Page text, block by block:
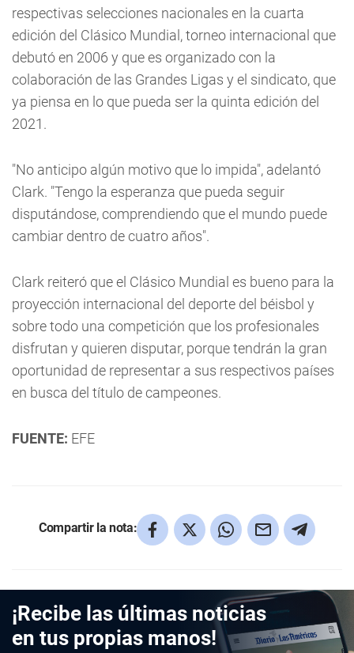
respectivas selecciones nacionales en la cuarta
edición del Clásico Mundial, torneo internacional que
debutó en 2006 y que es organizado con la
colaboración de las Grandes Ligas y el sindicato, que
ya piensa en lo que pueda ser la quinta edición del
2021.
"No anticipo algún motivo que lo impida", adelantó
Clark. "Tengo la esperanza que pueda seguir
disputándose, comprendiendo que el mundo puede
cambiar dentro de cuatro años".
Clark reiteró que el Clásico Mundial es bueno para la
proyección internacional del deporte del béisbol y
sobre todo una competición que los profesionales
disfrutan y quieren disputar, porque tendrán la gran
oportunidad de representar a sus respectivos países
en busca del título de campeones.
FUENTE: EFE
Compartir la nota:
¡Recibe las últimas noticias
en tus propias manos!